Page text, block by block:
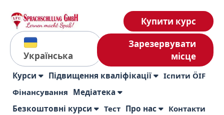
Українська
Купити курс
Зарезервувати
місце
Курси Підвищення кваліфікації
Іспити ÖIF
Фінансування Медіатека
Безкоштовні курси
Тест Про нас Контакти